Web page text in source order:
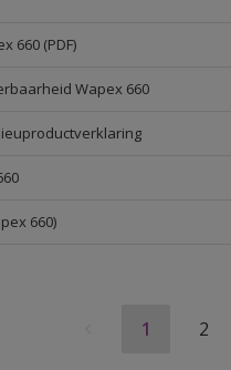
660 (PDF)
Wapex 660
660)
1 2